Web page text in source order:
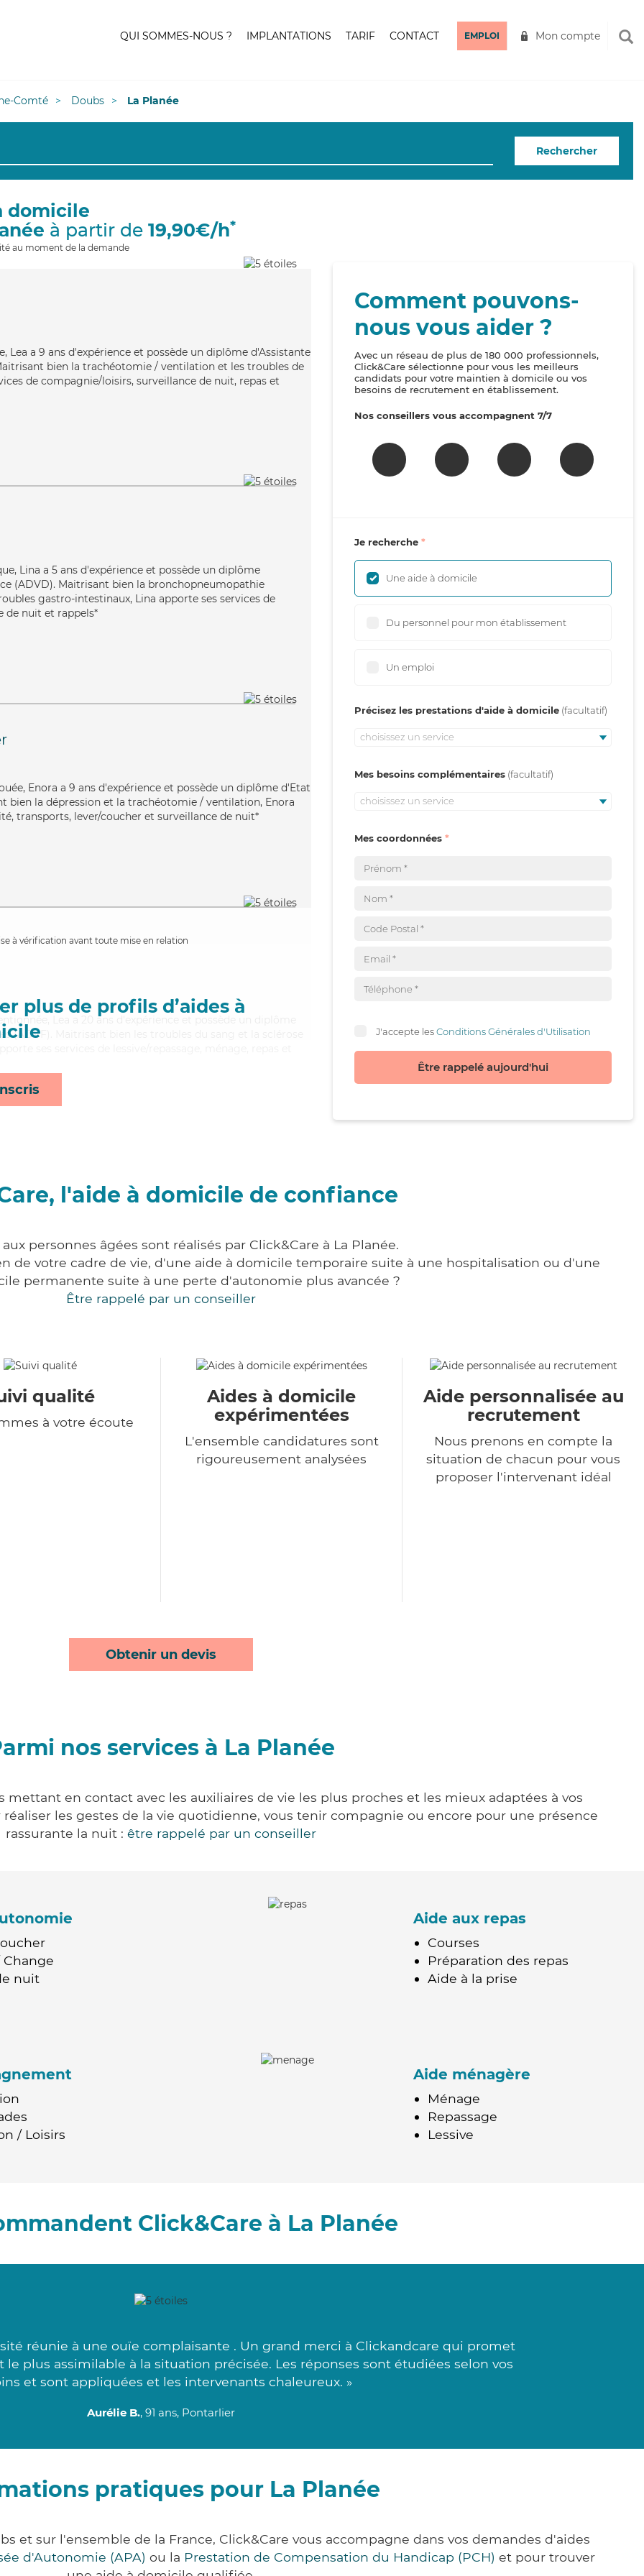
QUI SOMMES-NOUS ? IMPLANTATIONS TARIF CONTACT EMPLOI Mon compte
Comté Doubs La Planée
Rechercher
domicile
à partir de 19,90€/h*
au moment de la demande
Lea a 9 ans d'expérience et possède un diplôme d'Assistante
bien la trachéotomie / ventilation et les troubles de
de compagnie/loisirs, surveillance de nuit, repas et
Lina a 5 ans d'expérience et possède un diplôme
(ADVD). Maitrisant bien la bronchopneumopathie
gastro-intestinaux, Lina apporte ses services de
de nuit et rappels*
Enora a 9 ans d'expérience et possède un diplôme d'Etat
bien la dépression et la trachéotomie / ventilation, Enora
transports, lever/coucher et surveillance de nuit*
à vérification avant toute mise en relation
plus de profils d’aides à
Lea a 20 ans d'expérience et possède un diplôme
(ADVF). Maitrisant bien les troubles du sang et la sclérose
Comment pouvons-
nous vous aider ?
Avec un réseau de plus de 180 000 professionnels,
Click&Care sélectionne pour vous les meilleurs
candidats pour votre maintien à domicile ou vos
besoins de recrutement en établissement.
Nos conseillers vous accompagnent 7/7
Je recherche
Une aide à domicile
Du personnel pour mon établissement
Un emploi
Précisez les prestations d'aide à domicile
choisissez un service
Mes besoins complémentaires
choisissez un service
Mes coordonnées
J'accepte lesConditions Générales d'Utilisation
Être rappelé aujourd'hui
l'aide à domicile de confiance
aux personnes âgées sont réalisés par Click&Care à La Planée.
de votre cadre de vie, d'une aide à domicile temporaire suite à une hospitalisation ou d'une
permanente suite à une perte d'autonomie plus avancée ?
Être rappelé par un conseiller
qualité
à votre écoute
Aides à domicile
expérimentées
L'ensemble candidatures sont
rigoureusement analysées
Aide personnalisée au
recrutement
Nous prenons en compte la
situation de chacun pour vous
proposer l'intervenant idéal
Obtenir un devis
nos services à La Planée
mettant en contact avec les auxiliaires de vie les plus proches et les mieux adaptées à vos
les gestes de la vie quotidienne, vous tenir compagnie ou encore pour une présence
rassurante la nuit : être rappelé par un conseiller
nuit
Aide aux repas
Courses
Préparation des repas
Aide à la prise
/ Loisirs
Aide ménagère
Ménage
Repassage
Lessive
Click&Care à La Planée
réunie à une ouïe complaisante . Un grand merci à Clickandcare qui promet
plus assimilable à la situation précisée. Les réponses sont étudiées selon vos
et sont appliquées et les intervenants chaleureux. »
Aurélie B., 91 ans, Pontarlier
pratiques pour La Planée
et sur l'ensemble de la France, Click&Care vous accompagne dans vos demandes d'aides
d'Autonomie (APA) ou la Prestation de Compensation du Handicap (PCH) et pour trouver